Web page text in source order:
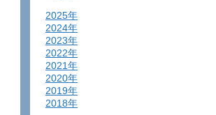
2025年
2024年
2023年
2022年
2021年
2020年
2019年
2018年